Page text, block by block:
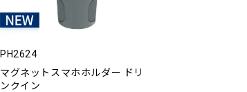
PH2624
マグネットスマホホルダー ドリ
ンクイン